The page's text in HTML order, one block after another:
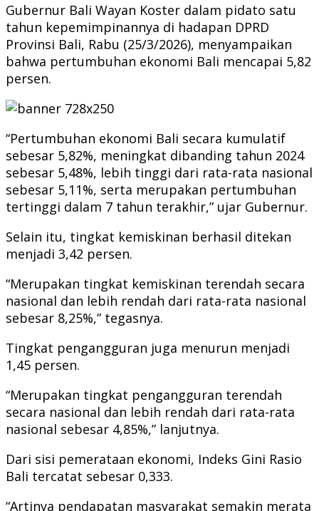
Gubernur Bali Wayan Koster dalam pidato satu
tahun kepemimpinannya di hadapan DPRD
Provinsi Bali, Rabu (25/3/2026), menyampaikan
bahwa pertumbuhan ekonomi Bali mencapai 5,82
persen.
“Pertumbuhan ekonomi Bali secara kumulatif
sebesar 5,82%, meningkat dibanding tahun 2024
sebesar 5,48%, lebih tinggi dari rata-rata nasional
sebesar 5,11%, serta merupakan pertumbuhan
tertinggi dalam 7 tahun terakhir,” ujar Gubernur.
Selain itu, tingkat kemiskinan berhasil ditekan
menjadi 3,42 persen.
“Merupakan tingkat kemiskinan terendah secara
nasional dan lebih rendah dari rata-rata nasional
sebesar 8,25%,” tegasnya.
Tingkat pengangguran juga menurun menjadi
1,45 persen.
“Merupakan tingkat pengangguran terendah
secara nasional dan lebih rendah dari rata-rata
nasional sebesar 4,85%,” lanjutnya.
Dari sisi pemerataan ekonomi, Indeks Gini Rasio
Bali tercatat sebesar 0,333.
“Artinya pendapatan masyarakat semakin merata